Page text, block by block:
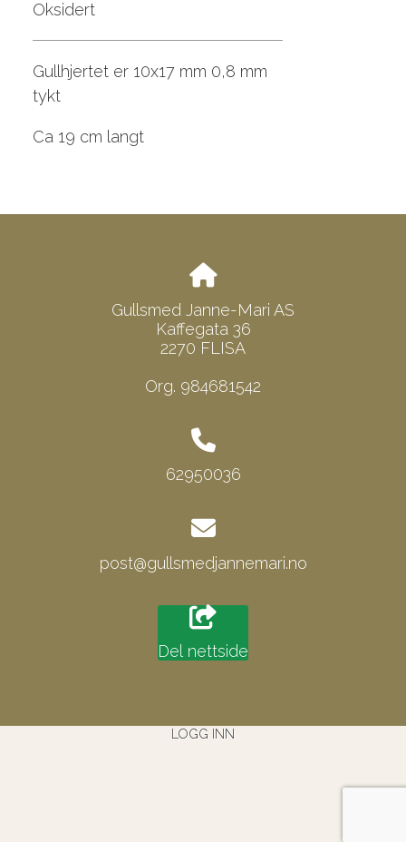
Oksidert
Gullhjertet er 10x17 mm 0,8 mm
tykt
Ca 19 cm langt
Gullsmed Janne-Mari AS
Kaffegata 36
2270 FLISA
Org. 984681542
62950036
post@gullsmedjannemari.no
Del nettside
LOGG INN